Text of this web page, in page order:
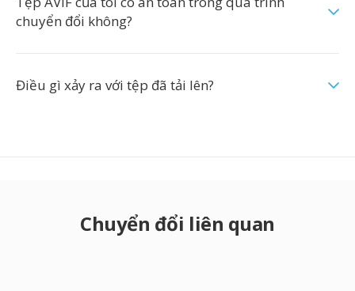
chuyển đổi không?
Điều gì xảy ra với tệp đã tải lên?
Chuyển đổi liên quan